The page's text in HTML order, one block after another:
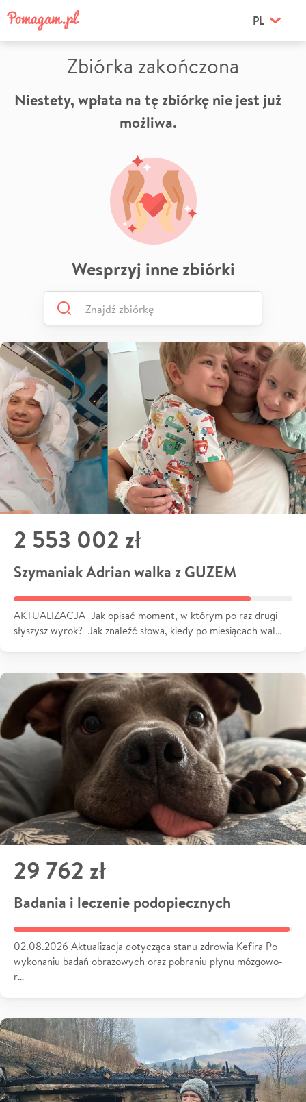
PL
Zbiórka zakończona
Niestety, wpłata na tę zbiórkę nie jest już
możliwa.
Wesprzyj inne zbiórki
2 553 002 zł
Szymaniak Adrian walka z GUZEM
AKTUALIZACJA Jak opisać moment, w którym po raz drugi
słyszysz wyrok? Jak znaleźć słowa, kiedy po miesiącach wal…
29 762 zł
Badania i leczenie podopiecznych
02.08.2026 Aktualizacja dotycząca stanu zdrowia Kefira Po
wykonaniu badań obrazowych oraz pobraniu płynu mózgowo-
r…